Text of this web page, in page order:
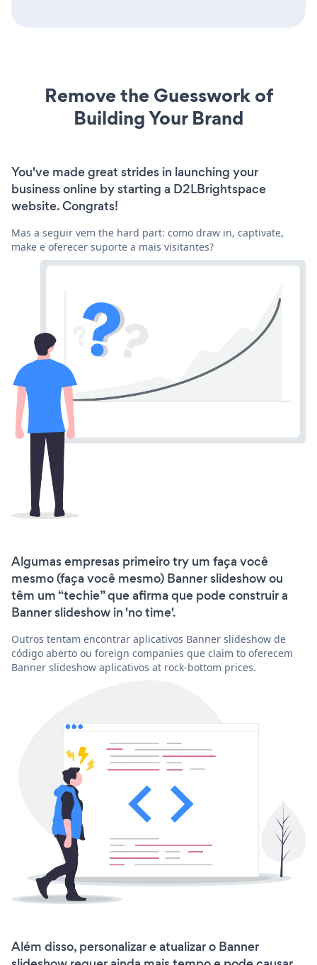
Remove the Guesswork of
Building Your Brand
You've made great strides in launching your
business online by starting a D2LBrightspace
website. Congrats!
Mas a seguir vem the hard part: como draw in, captivate,
make e oferecer suporte a mais visitantes?
Algumas empresas primeiro try um faça você
mesmo (faça você mesmo) Banner slideshow ou
têm um “techie” que afirma que pode construir a
Banner slideshow in 'no time'.
Outros tentam encontrar aplicativos Banner slideshow de
código aberto ou foreign companies que claim to oferecem
Banner slideshow aplicativos at rock-bottom prices.
Além disso, personalizar e atualizar o Banner